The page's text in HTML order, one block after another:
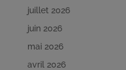
juillet 2026
juin 2026
mai 2026
avril 2026